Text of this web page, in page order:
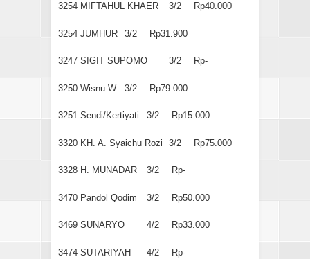
3254 MIFTAHUL KHAER 3/2 Rp40.000
3254 JUMHUR 3/2 Rp31.900
3247 SIGIT SUPOMO 3/2 Rp-
3250 Wisnu W 3/2 Rp79.000
3251 Sendi/Kertiyati 3/2 Rp15.000
3320 KH. A. Syaichu Rozi 3/2 Rp75.000
3328 H. MUNADAR 3/2 Rp-
3470 Pandol Qodim 3/2 Rp50.000
3469 SUNARYO 4/2 Rp33.000
3474 SUTARIYAH 4/2 Rp-